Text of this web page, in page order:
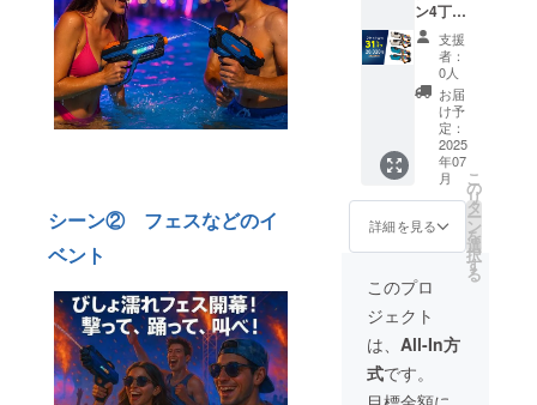
シーン② フェスなどのイ
ベント
る場合
があり
ます。
更にな
る可能
性もご
ざいま
す。ご
了承く
ださ
い。 ※
ご注文
状況、
材の供
給状
造工程
上の都
合等に
より出
荷時期
が遅れ
より量
産効率
が向上
した場
合、正
規販売
価格が
販売予
定価格
より下
能性も
ござい
※デザイ
ン・仕
様は変
更にな
性もご
30分 ●
材質：
ABS樹
脂 ●サ
イズ：
43×17.5
×6.5cm
●重さ：
0.8kg（
水無し
の場
合） ●
量：
価格は
税込・
送料込
です。
※皆様の
齢：8歳
以上 ●
発射距
離：最
大8～
10m ●
バッテ
リー：
7.4V リ
チウム
電池
フル充
バッテ
リーの
持続時
間：連
続使用
で25～
30分 ●
ン4丁
【早割
31％OF
F】 一
般販売
価格：
29,000
⇒20,02
（8,980
円
OFF！
） 【商
品詳
細】 ●
対象年
齢：8歳
以上 ●
発射距
離：最
支援
者：
0人
お届
け予
定：
2025
年07
月
詳細を見る
こ
の
リ
タ
ー
ン
を
選
択
す
る
このプロ
ジェクト
は、 All-In方
式です。